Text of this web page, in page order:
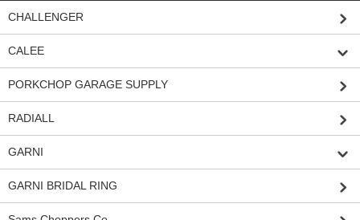
CHALLENGER
CALEE
PORKCHOP GARAGE SUPPLY
RADIALL
GARNI
GARNI BRIDAL RING